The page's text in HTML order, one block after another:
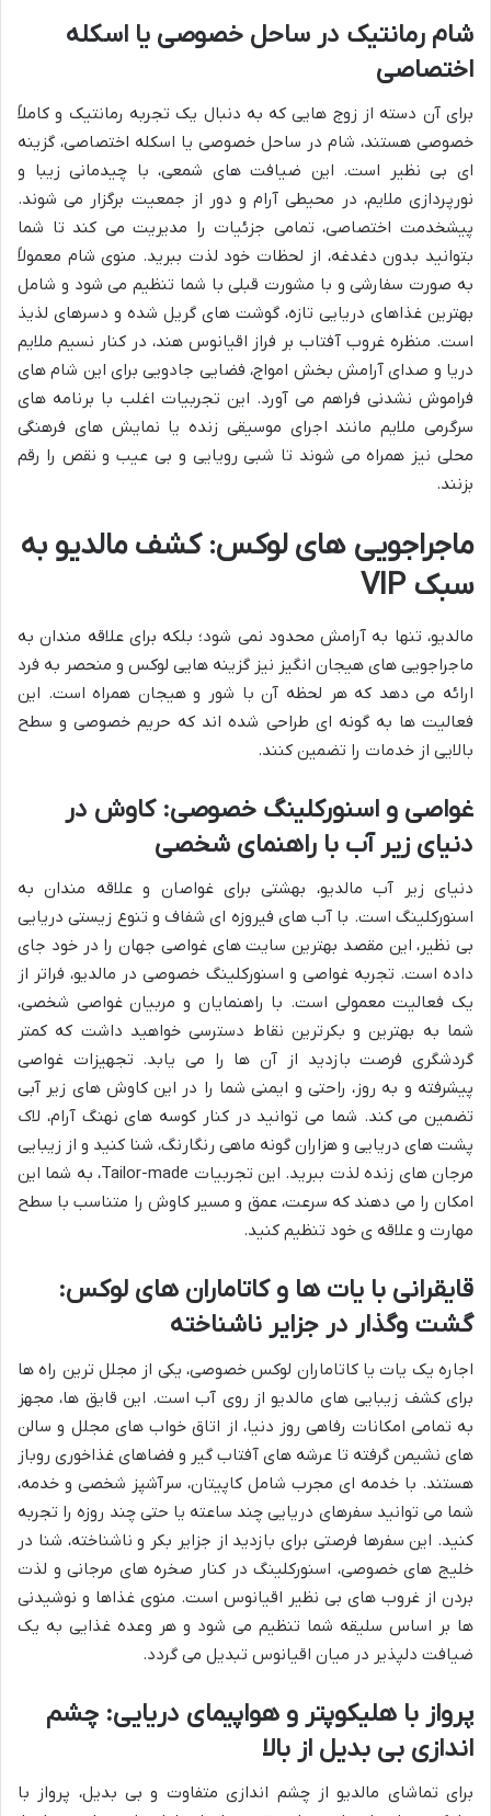
شام رمانتیک در ساحل خصوصی یا اسکله
اختصاصی
برای آن دسته از زوج هایی که به دنبال یک تجربه رمانتیک و کاملاً
خصوصی هستند، شام در ساحل خصوصی یا اسکله اختصاصی، گزینه
ای بی نظیر است. این ضیافت های شمعی، با چیدمانی زیبا و
نورپردازی ملایم، در محیطی آرام و دور از جمعیت برگزار می شوند.
پیشخدمت اختصاصی، تمامی جزئیات را مدیریت می کند تا شما
بتوانید بدون دغدغه، از لحظات خود لذت ببرید. منوی شام معمولاً
به صورت سفارشی و با مشورت قبلی با شما تنظیم می شود و شامل
بهترین غذاهای دریایی تازه، گوشت های گریل شده و دسرهای لذیذ
است. منظره غروب آفتاب بر فراز اقیانوس هند، در کنار نسیم ملایم
دریا و صدای آرامش بخش امواج، فضایی جادویی برای این شام های
فراموش نشدنی فراهم می آورد. این تجربیات اغلب با برنامه های
سرگرمی ملایم مانند اجرای موسیقی زنده یا نمایش های فرهنگی
محلی نیز همراه می شوند تا شبی رویایی و بی عیب و نقص را رقم
بزنند.
ماجراجویی های لوکس: کشف مالدیو به
سبک VIP
مالدیو، تنها به آرامش محدود نمی شود؛ بلکه برای علاقه مندان به
ماجراجویی های هیجان انگیز نیز گزینه هایی لوکس و منحصر به فرد
ارائه می دهد که هر لحظه آن با شور و هیجان همراه است. این
فعالیت ها به گونه ای طراحی شده اند که حریم خصوصی و سطح
بالایی از خدمات را تضمین کنند.
غواصی و اسنورکلینگ خصوصی: کاوش در
دنیای زیر آب با راهنمای شخصی
دنیای زیر آب مالدیو، بهشتی برای غواصان و علاقه مندان به
اسنورکلینگ است. با آب های فیروزه ای شفاف و تنوع زیستی دریایی
بی نظیر، این مقصد بهترین سایت های غواصی جهان را در خود جای
داده است. تجربه غواصی و اسنورکلینگ خصوصی در مالدیو، فراتر از
یک فعالیت معمولی است. با راهنمایان و مربیان غواصی شخصی،
شما به بهترین و بکرترین نقاط دسترسی خواهید داشت که کمتر
گردشگری فرصت بازدید از آن ها را می یابد. تجهیزات غواصی
پیشرفته و به روز، راحتی و ایمنی شما را در این کاوش های زیر آبی
تضمین می کند. شما می توانید در کنار کوسه های نهنگ آرام، لاک
پشت های دریایی و هزاران گونه ماهی رنگارنگ، شنا کنید و از زیبایی
مرجان های زنده لذت ببرید. این تجربیات Tailor-made، به شما این
امکان را می دهند که سرعت، عمق و مسیر کاوش را متناسب با سطح
مهارت و علاقه ی خود تنظیم کنید.
قایقرانی با یات ها و کاتاماران های لوکس:
گشت وگذار در جزایر ناشناخته
اجاره یک یات یا کاتاماران لوکس خصوصی، یکی از مجلل ترین راه ها
برای کشف زیبایی های مالدیو از روی آب است. این قایق ها، مجهز
به تمامی امکانات رفاهی روز دنیا، از اتاق خواب های مجلل و سالن
های نشیمن گرفته تا عرشه های آفتاب گیر و فضاهای غذاخوری روباز
هستند. با خدمه ای مجرب شامل کاپیتان، سرآشپز شخصی و خدمه،
شما می توانید سفرهای دریایی چند ساعته یا حتی چند روزه را تجربه
کنید. این سفرها فرصتی برای بازدید از جزایر بکر و ناشناخته، شنا در
خلیج های خصوصی، اسنورکلینگ در کنار صخره های مرجانی و لذت
بردن از غروب های بی نظیر اقیانوس است. منوی غذاها و نوشیدنی
ها بر اساس سلیقه شما تنظیم می شود و هر وعده غذایی به یک
ضیافت دلپذیر در میان اقیانوس تبدیل می گردد.
پرواز با هلیکوپتر و هواپیمای دریایی: چشم
اندازی بی بدیل از بالا
برای تماشای مالدیو از چشم اندازی متفاوت و بی بدیل، پرواز با